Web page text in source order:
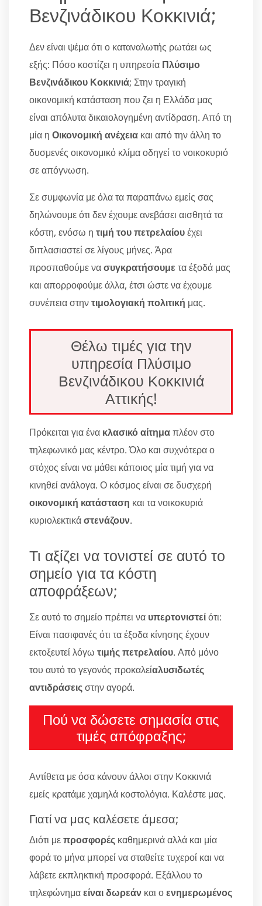
Βενζινάδικου Κοκκινιά;
Δεν είναι ψέμα ότι ο καταναλωτής ρωτάει ως
εξής: Πόσο κοστίζει η υπηρεσία Πλύσιμο
Βενζινάδικου Κοκκινιά; Στην τραγική
οικονομική κατάσταση που ζει η Ελλάδα μας
είναι απόλυτα δικαιολογημένη αντίδραση. Από τη
μία η Οικονομική ανέχεια και από την άλλη το
δυσμενές οικονομικό κλίμα οδηγεί το νοικοκυριό
σε απόγνωση.
Σε συμφωνία με όλα τα παραπάνω εμείς σας
δηλώνουμε ότι δεν έχουμε ανεβάσει αισθητά τα
κόστη, ενόσω η τιμή του πετρελαίουέχει
διπλασιαστεί σε λίγους μήνες. Άρα
προσπαθούμε νασυγκρατήσουμε τα έξοδά μας
και απορροφούμε άλλα, έτσι ώστε να έχουμε
συνέπεια στηντιμολογιακή πολιτική μας.
Θέλω τιμές για την
υπηρεσία Πλύσιμο
Βενζινάδικου Κοκκινιά
Αττικής!
Πρόκειται για ένα κλασικό αίτημαπλέον στο
τηλεφωνικό μας κέντρο. Όλο και συχνότερα ο
στόχος είναι να μάθει κάποιος μία τιμή για να
κινηθεί ανάλογα. Ο κόσμος είναι σε δυσχερή
οικονομική κατάσταση και τα νοικοκυριά
κυριολεκτικάστενάζουν.
Τι αξίζει να τονιστεί σε αυτό το
σημείο για τα κόστη
αποφράξεων;
Σε αυτό το σημείο πρέπει να υπερτονιστείότι:
Είναι πασιφανές ότι τα έξοδα κίνησης έχουν
εκτοξευτεί λόγω τιμής πετρελαίου. Από μόνο
του αυτό το γεγονός προκαλείαλυσιδωτές
αντιδράσειςστην αγορά.
Πού να δώσετε σημασία στις
τιμές απόφραξης;
Αντίθετα με όσα κάνουν άλλοι στην Κοκκινιά
εμείς κρατάμε χαμηλά κοστολόγια. Καλέστε μας.
Γιατί να μας καλέσετε άμεσα;
Διότι μεπροσφορές καθημερινά αλλά και μία
φορά το μήνα μπορεί να σταθείτε τυχεροί και να
λάβετε εκπληκτική προσφορά. Εξάλλου το
τηλεφώνημαείναι δωρεάν και οενημερωμένος